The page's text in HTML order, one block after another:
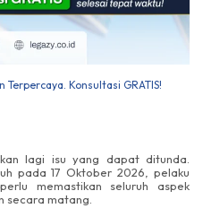
Konsultasi GRATIS!
lagi isu yang dapat ditunda.
pada 17 Oktober 2026, pelaku
memastikan seluruh aspek
secara matang.